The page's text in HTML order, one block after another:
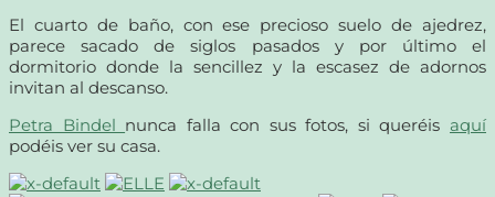
El cuarto de baño, con ese precioso suelo de ajedrez,
parece sacado de siglos pasados y por último el
dormitorio donde la sencillez y la escasez de adornos
invitan al descanso.
Petra Bindel nunca falla con sus fotos, si queréis aquí
podéis ver su casa.